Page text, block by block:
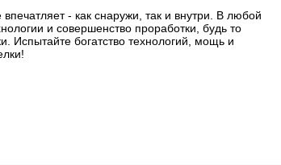
- как снаружи, так и внутри. В любой
и совершенство проработки, будь то
Испытайте богатство технологий, мощь и